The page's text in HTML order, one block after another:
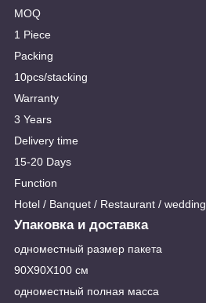
MOQ
1 Piece
Packing
10pcs/stacking
Warranty
3 Years
Delivery time
15-20 Days
Function
Hotel / Banquet / Restaurant / wedding
Упаковка и доставка
одноместный размер пакета
90X90X100 см
одноместный полная масса